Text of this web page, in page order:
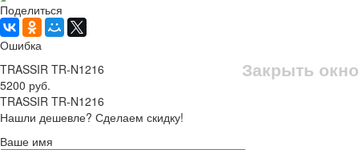
Поделиться
Ошибка
Закрыть окно
TRASSIR TR-N1216
5200 руб.
TRASSIR TR-N1216
Нашли дешевле? Сделаем скидку!
Ваше имя